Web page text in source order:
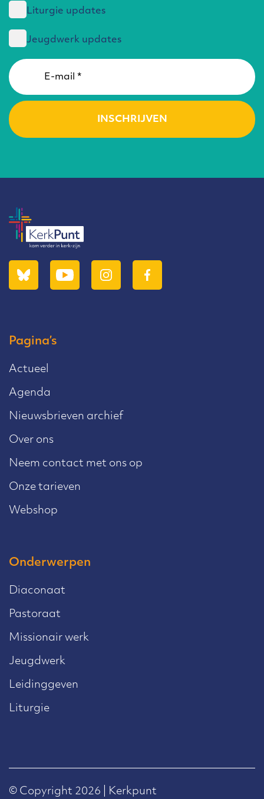
Liturgie updates
Jeugdwerk updates
Pagina’s
Actueel
Agenda
Nieuwsbrieven archief
Over ons
Neem contact met ons op
Onze tarieven
Webshop
Onderwerpen
Diaconaat
Pastoraat
Missionair werk
Jeugdwerk
Leidinggeven
Liturgie
© Copyright 2026 | Kerkpunt